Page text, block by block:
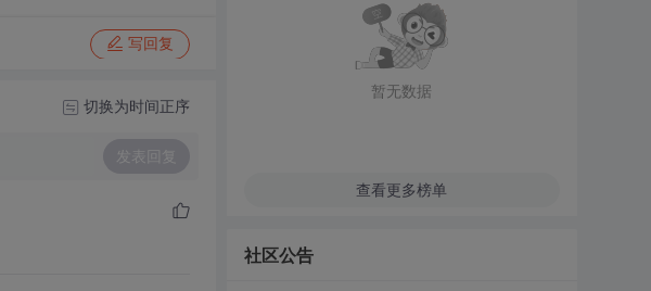
写回复
切换为时间正序
发表回复
暂无数据
查看更多榜单
社区公告